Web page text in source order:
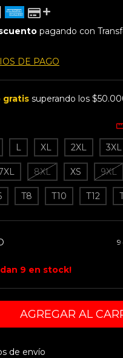
pagando con
DE PAGO
gratis superando los
L XL 2XL 3XL
8XL XS 9XL
T8 T10 T12
9
9 en stock!
el CP:
de envío